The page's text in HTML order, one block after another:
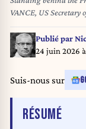
VANCE, US Secretary
Defense PETE
Cnp/CNP via ZUMA
Publié par
24 juin 2026
Suis-nous sur
RÉSUMÉDE